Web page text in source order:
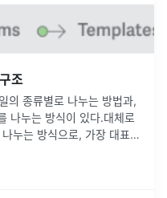
조
의 종류별로 나누는 방법과,
나누는 방식이 있다.대체로
누는 방식으로, 가장 대표적